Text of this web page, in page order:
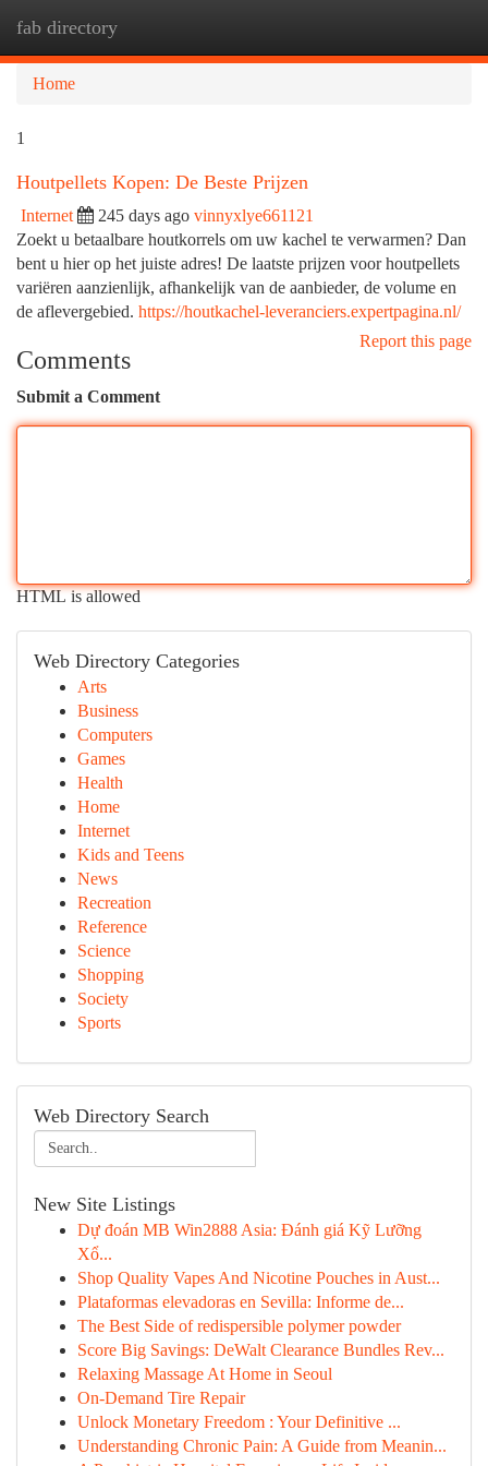
fab directory
Home
1
Houtpellets Kopen: De Beste Prijzen
Internet 245 days ago vinnyxlye661121
Zoekt u betaalbare houtkorrels om uw kachel te verwarmen? Dan
bent u hier op het juiste adres! De laatste prijzen voor houtpellets
variëren aanzienlijk, afhankelijk van de aanbieder, de volume en
de aflevergebied. https://houtkachel-leveranciers.expertpagina.nl/
Report this page
Comments
Submit a Comment
HTML is allowed
Web Directory Categories
Arts
Business
Computers
Games
Health
Home
Internet
Kids and Teens
News
Recreation
Reference
Science
Shopping
Society
Sports
Web Directory Search
New Site Listings
Dự đoán MB Win2888 Asia: Đánh giá Kỹ Lưỡng
Xổ...
Shop Quality Vapes And Nicotine Pouches in Aust...
Plataformas elevadoras en Sevilla: Informe de...
The Best Side of redispersible polymer powder
Score Big Savings: DeWalt Clearance Bundles Rev...
Relaxing Massage At Home in Seoul
On-Demand Tire Repair
Unlock Monetary Freedom : Your Definitive ...
Understanding Chronic Pain: A Guide from Meanin...